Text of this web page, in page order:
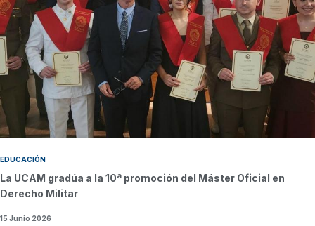
EDUCACIÓN
La UCAM gradúa a la 10ª promoción del Máster Oficial en
Derecho Militar
15 Junio 2026